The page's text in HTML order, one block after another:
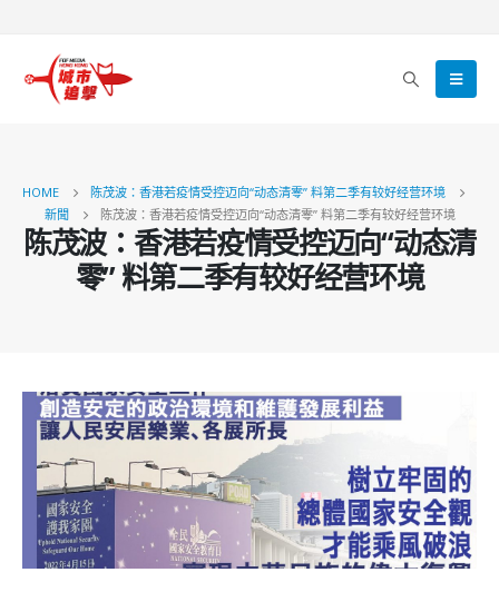
HOME
陈茂波：香港若疫情受控迈向“动态清零” 料第二季有较好经营环境
新聞
陈茂波：香港若疫情受控迈向“动态清零” 料第二季有较好经营环境
陈茂波：香港若疫情受控迈向“动态清
零” 料第二季有较好经营环境